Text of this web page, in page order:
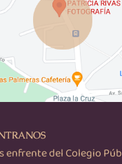
enfrente del Colegio